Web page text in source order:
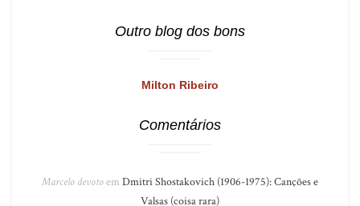
Outro blog dos bons
Milton Ribeiro
Comentários
Marcelo devotoem Dmitri Shostakovich (1906-1975): Canções e
Valsas (coisa rara)